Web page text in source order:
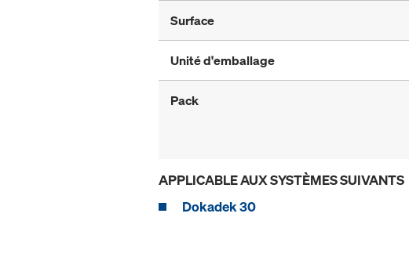
Surface
Unité d'emballage
Pack
APPLICABLE AUX SYSTÈMES SUIVANTS
Dokadek 30